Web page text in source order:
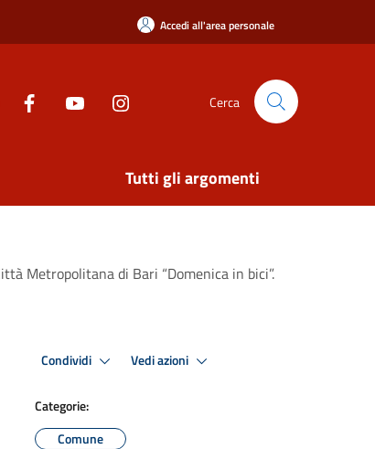
Accedi all'area personale
Cerca
Tutti gli argomenti
Metropolitana di Bari “Domenica in bici”.
Condividi Vedi azioni
Categorie:
Comune